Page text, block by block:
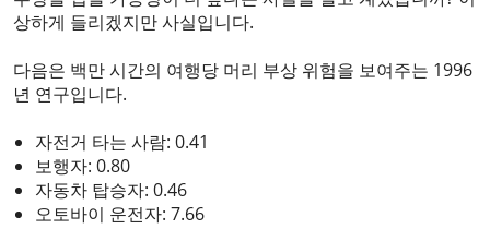
상하게 들리겠지만 사실입니다.
다음은 백만 시간의 여행당 머리 부상 위험을 보여주는 1996
년 연구입니다.
자전거 타는 사람: 0.41
보행자: 0.80
자동차 탑승자: 0.46
오토바이 운전자: 7.66